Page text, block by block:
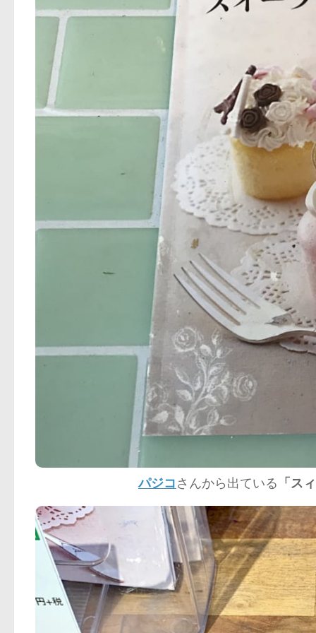
パジコさんから出ている 「ス